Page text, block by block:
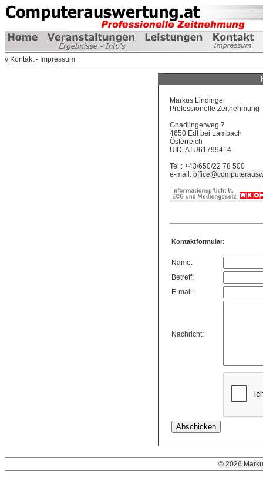
// Kontakt - Impressum
Markus Lindinger
Professionelle Zeitnehmung
Gnadlingerweg 7
4650 Edt bei Lambach
Österreich
UID: ATU61799414
Tel.: +43/650/22 78 500
e-mail:
Kontaktformular:
Name:
Betreff:
E-mail:
Nachricht:
© 2026